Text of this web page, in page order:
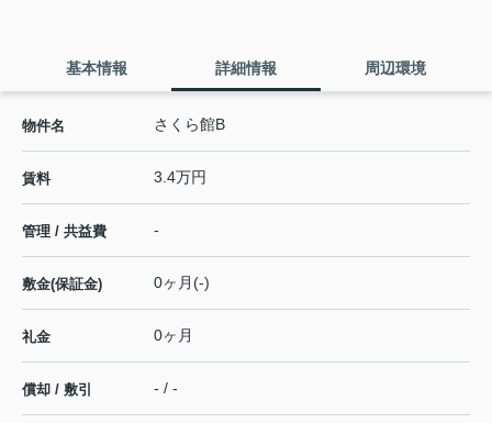
基本情報 詳細情報 周辺環境
物件名 さくら館B
賃料 3.4万円
管理 / 共益費 -
敷金(保証金) 0ヶ月(-)
礼金 0ヶ月
償却 / 敷引 - / -